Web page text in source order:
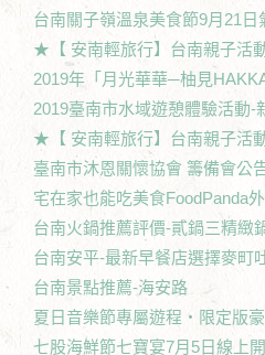
台南關子嶺溫泉美食節9月21日
★【 安南輕旅行】台南親子活
2019年「月光華華─柚見
2019臺南市水域遊憩體驗活動-
★【 安南輕旅行】台南親子活
臺南市沐恩關懷協會 籌備會公
宅在家也能吃美食FoodPanda
台南火鍋推薦評價-貳鍋三精緻
台南安平-最新早餐店選擇麥町
台南景點推薦-海安路
夏日音樂節專屬遊程‧限定版
七股海鮮節七寶宴7月5日線上